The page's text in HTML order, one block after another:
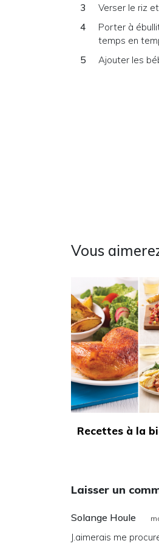
Verser le riz
Porter à
temps en
Ajouter les
Vous
Recettes à la
Laisser un
Solange Houle
J.aimerais me